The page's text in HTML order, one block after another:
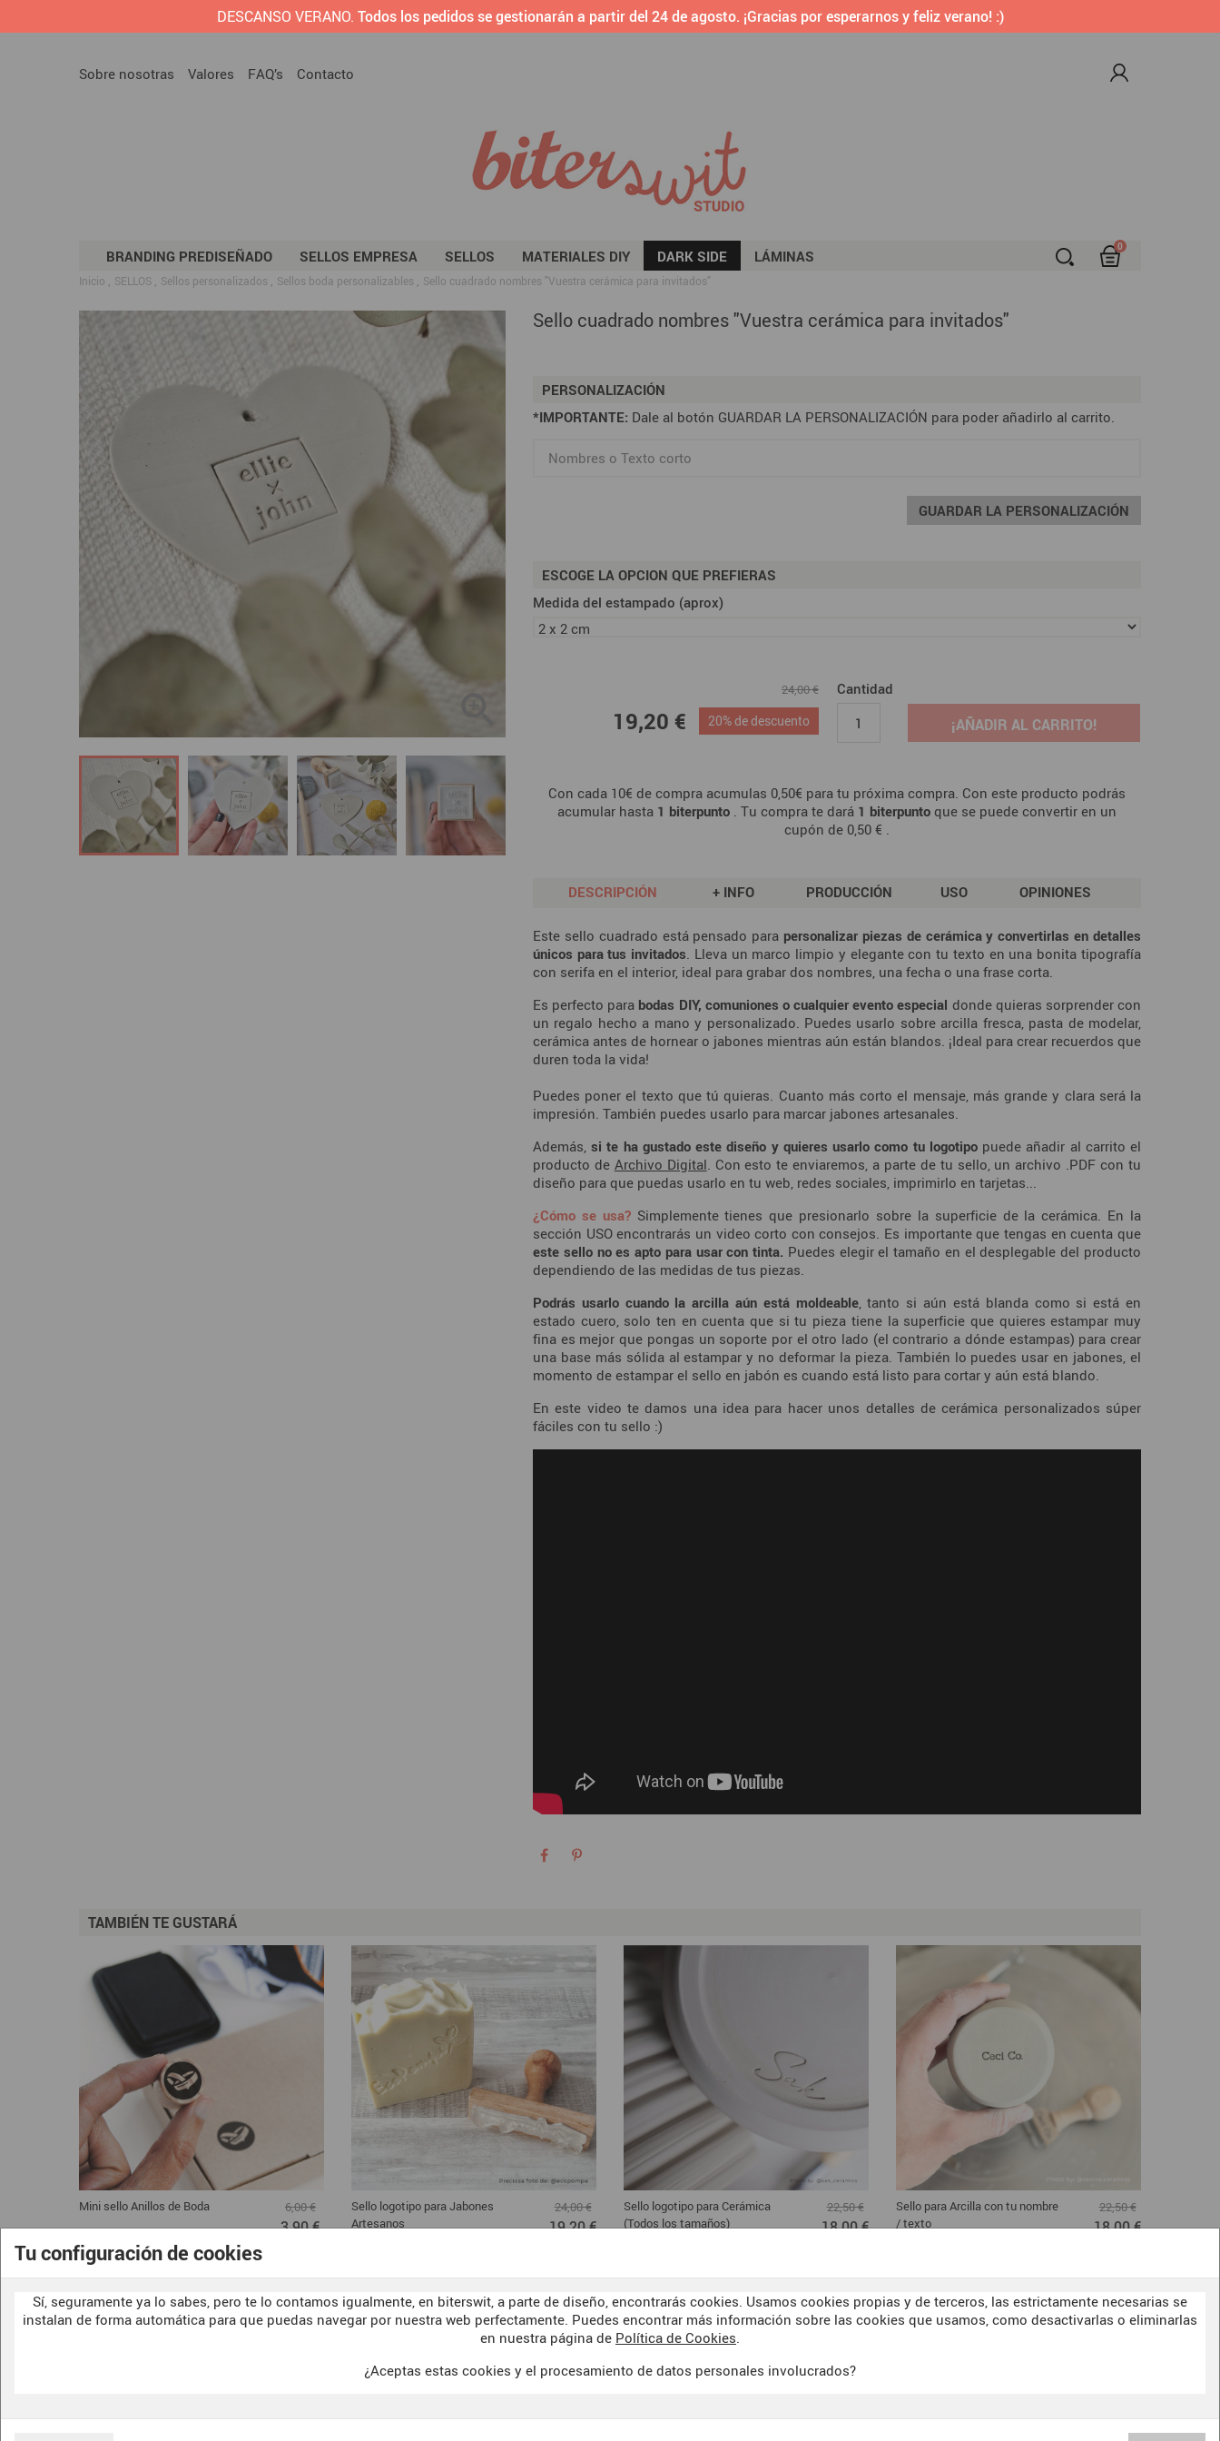
Tu configuración de cookies
Sí, seguramente ya lo sabes, pero te lo contamos igualmente, en biterswit, a parte de diseño, encontrarás cookies. Usamos cookies propias y de terceros, las estrictamente necesarias se
instalan de forma automática para que puedas navegar por nuestra web perfectamente. Puedes encontrar más información sobre las cookies que usamos, como desactivarlas o eliminarlas
en nuestra página de Política de Cookies.
¿Aceptas estas cookies y el procesamiento de datos personales involucrados?
DESCANSO VERANO. Todos los pedidos se gestionarán a partir del 24 de agosto. ¡Gracias por esperarnos y feliz verano! :)
Sobre nosotras Valores FAQ’s Contacto
BRANDING PREDISEÑADO SELLOS EMPRESA SELLOS MATERIALES DIY DARK SIDE LÁMINAS
0
Inicio SELLOS Sellos personalizados Sellos boda personalizables Sello cuadrado nombres "Vuestra cerámica para invitados"
Sello cuadrado nombres "Vuestra cerámica para invitados"
PERSONALIZACIÓN
*IMPORTANTE: Dale al botón GUARDAR LA PERSONALIZACIÓN para poder añadirlo al carrito.
GUARDAR LA PERSONALIZACIÓN
ESCOGE LA OPCION QUE PREFIERAS
Medida del estampado (aprox)
24,00 €
19,20 € 20% de descuento
Cantidad
¡AÑADIR AL CARRITO!
Con cada 10€ de compra acumulas 0,50€ para tu próxima compra. Con este producto podrás
acumular hasta 1 biterpunto. Tu compra te dará 1 biterpuntoque se puede convertir en un
cupón de 0,50 € .
DESCRIPCIÓN + INFO PRODUCCIÓN USO OPINIONES
Este sello cuadrado está pensado para personalizar piezas de cerámica y convertirlas en detalles
únicos para tus invitados. Lleva un marco limpio y elegante con tu texto en una bonita tipografía
con serifa en el interior, ideal para grabar dos nombres, una fecha o una frase corta.
Es perfecto para bodas DIY, comuniones o cualquier evento especial donde quieras sorprender con
un regalo hecho a mano y personalizado. Puedes usarlo sobre arcilla fresca, pasta de modelar,
cerámica antes de hornear o jabones mientras aún están blandos. ¡Ideal para crear recuerdos que
duren toda la vida!
Puedes poner el texto que tú quieras. Cuanto más corto el mensaje, más grande y clara será la
impresión. También puedes usarlo para marcar jabones artesanales.
Además,si te ha gustado este diseño y quieres usarlo como tu logotipopuede añadir al carrito el
producto de Archivo Digital. Con esto te enviaremos, a parte de tu sello, un archivo .PDF con tu
diseño para que puedas usarlo en tu web, redes sociales, imprimirlo en tarjetas...
¿Cómo se usa? Simplemente tienes que presionarlo sobre la superficie de la cerámica. En la
sección USO encontrarás un video corto con consejos. Es importante que tengas en cuenta que
este sello no es apto para usar con tinta. Puedes elegir el tamaño en el desplegable del producto
dependiendo de las medidas de tus piezas.
Podrás usarlo cuando la arcilla aún está moldeable, tanto si aún está blanda como si está en
estado cuero, solo ten en cuenta que si tu pieza tiene la superficie que quieres estampar muy
fina es mejor que pongas un soporte por el otro lado (el contrario a dónde estampas) para crear
una base más sólida al estampar y no deformar la pieza. También lo puedes usar en jabones, el
momento de estampar el sello en jabón es cuando está listo para cortar y aún está blando.
En este video te damos una idea para hacer unos detalles de cerámica personalizados súper
fáciles con tu sello :)
TAMBIÉN TE GUSTARÁ
Mini sello Anillos de Boda 6,00 €
3,90 €
Sello logotipo para Jabones
Artesanos
24,00 €
19,20 €
Sello logotipo para Cerámica
(Todos los tamaños)
22,50 €
18,00 €
Sello para Arcilla con tu nombre
/ texto
22,50 €
18,00 €
SOBRE NOSOTRAS
CONDICIONES DE VENTA
POLÍTICA DE COOKIES
DARK SIDE